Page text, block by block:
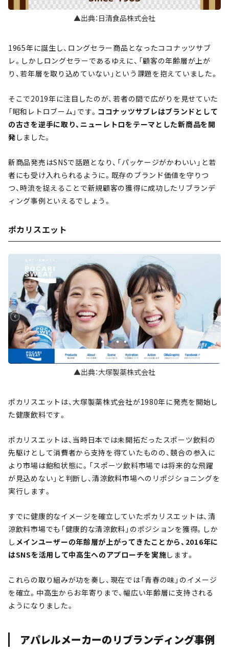
▲出典：日清食品株式会社
1965年に誕生し、ロングセラー商品となったココナッツサブ
レ。しかしロングセラーであるゆえに、「顧客の年齢層が上が
り、若年層を取り込めていない」という課題を抱えていました。
そこで2019年に注目したのが、若者の間で広がりを見せていた
「昭和レトロブーム」です。 ココナッツサブレはブランドとして
の古さを逆手に取り、ニューレトロをテーマとした新商品を開
発 しました。
新商品発売はSNSで話題となり、「パッケージがかわいい」と若
者にも受け入れられるように。既存のブランド価値を守りつ
つ、時流を捉えることで新規顧客の獲得に成功したリブランデ
ィング事例といえるでしょう。
ポカリスエット
▲出典：大塚製薬株式会社
ポカリスエットは、大塚製薬株式会社が1980年に発売を開始し
た健康飲料です。
ポカリスエットは、当時日本では未開拓だったスポーツ飲料の
先駆けとして消費者から支持を得ていたものの、競合の参入に
より市場は飽和状態に。「スポーツ飲料市場では将来的な飛躍
が見込めない」と判断し、清涼飲料市場へのリポジショニングを
実行します。
すでに健康的なイメージを確立していたポカリスエットは、清
涼飲料市場でも「健康的な清涼飲料」のポジションを獲得。しか
し メインユーザーの年齢層が上がってきたことから、2016年に
はSNSを活用して中高生へのアプローチを実施します。
これらの取り組みが功を奏し、現在では「青春の味」のイメージ
を確立。中高生からお年寄りまで、幅広い年齢層に支持される
ようになりました。
アパレルメーカーのリブランディング事例